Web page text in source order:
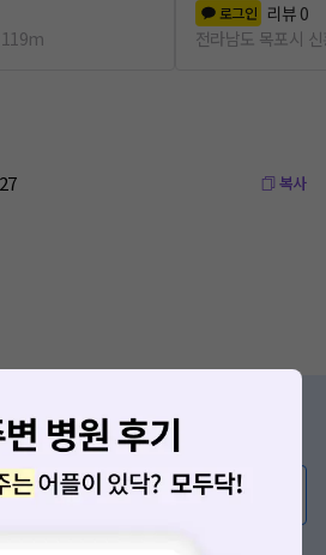
119m
로그인 리뷰 0
전라남도 목포시
복사
궁금한 점이 있나요?
가 직접 답해드려요!